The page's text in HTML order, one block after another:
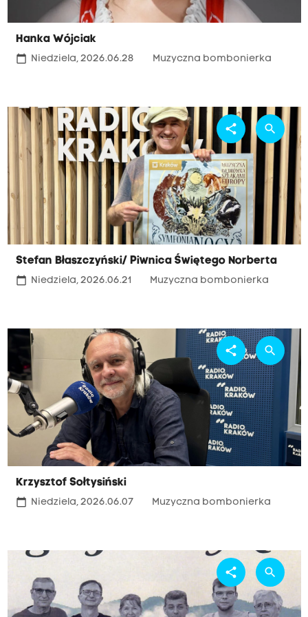
Hanka Wójciak
calendar_today Niedziela, 2026.06.28 Muzyczna bombonierka
Stefan Błaszczyński/ Piwnica Świętego Norberta
calendar_today Niedziela, 2026.06.21 Muzyczna bombonierka
share search
Krzysztof Sołtysiński
calendar_today Niedziela, 2026.06.07 Muzyczna bombonierka
share search
share search